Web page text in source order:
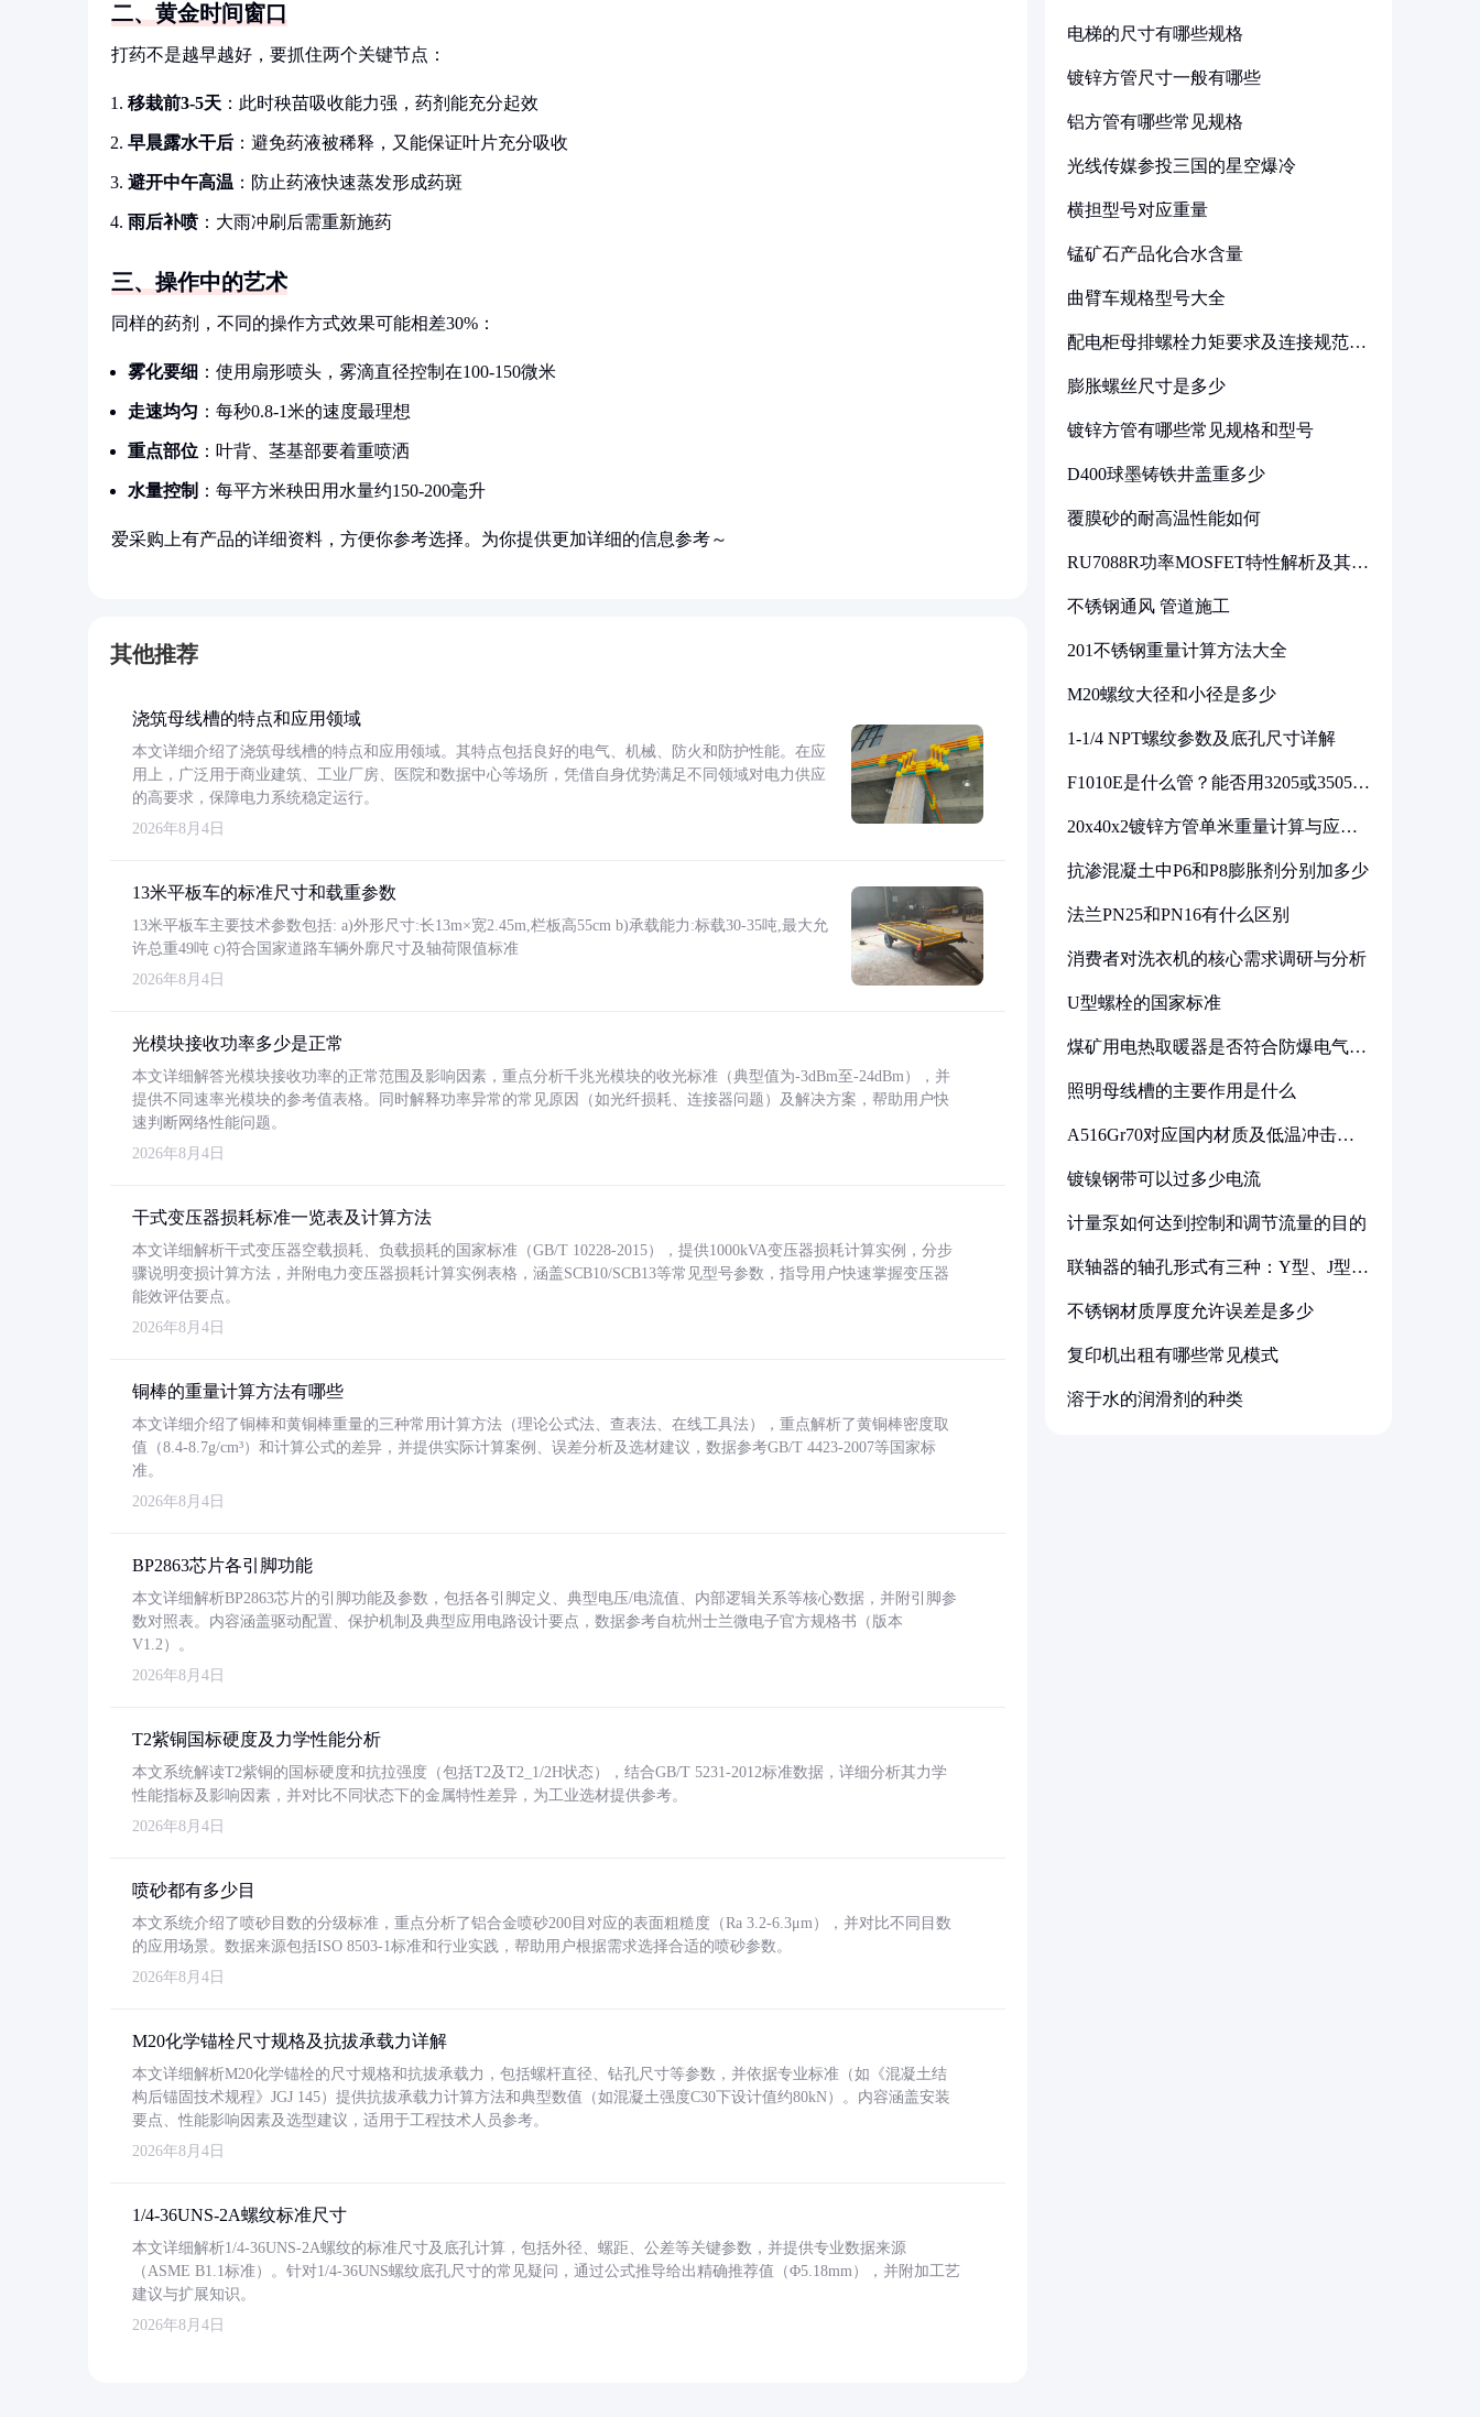
二、黄金时间窗口
打药不是越早越好，要抓住两个关键节点：
移栽前3-5天 ：此时秧苗吸收能力强，药剂能充分起效
早晨露水干后 ：避免药液被稀释，又能保证叶片充分吸收
避开中午高温 ：防止药液快速蒸发形成药斑
雨后补喷：大雨冲刷后需重新施药
三、操作中的艺术
同样的药剂，不同的操作方式效果可能相差30%：
雾化要细 ：使用扇形喷头，雾滴直径控制在100-150微米
走速均匀 ：每秒0.8-1米的速度最理想
重点部位 ：叶背、茎基部要着重喷洒
水量控制 ：每平方米秧田用水量约150-200毫升
爱采购上有产品的详细资料，方便你参考选择。为你提供更加详细的信息参考～
其他推荐
浇筑母线槽的特点和应用领域
本文详细介绍了浇筑母线槽的特点和应用领域。其特点包括良好的电气、机械、防火和防护性能。在应
用上，广泛用于商业建筑、工业厂房、医院和数据中心等场所，凭借自身优势满足不同领域对电力供应
的高要求，保障电力系统稳定运行。
2026年8月4日
13米平板车的标准尺寸和载重参数
13米平板车主要技术参数包括: a)外形尺寸:长13m×宽2.45m,栏板高55cm b)承载能力:标载30-35吨,最大允
许总重49吨 c)符合国家道路车辆外廓尺寸及轴荷限值标准
2026年8月4日
光模块接收功率多少是正常
本文详细解答光模块接收功率的正常范围及影响因素，重点分析千兆光模块的收光标准（典型值为-3dBm至-24dBm），并
提供不同速率光模块的参考值表格。同时解释功率异常的常见原因（如光纤损耗、连接器问题）及解决方案，帮助用户快
速判断网络性能问题。
2026年8月4日
干式变压器损耗标准一览表及计算方法
本文详细解析干式变压器空载损耗、负载损耗的国家标准（GB/T 10228-2015），提供1000kVA变压器损耗计算实例，分步
骤说明变损计算方法，并附电力变压器损耗计算实例表格，涵盖SCB10/SCB13等常见型号参数，指导用户快速掌握变压器
能效评估要点。
2026年8月4日
铜棒的重量计算方法有哪些
本文详细介绍了铜棒和黄铜棒重量的三种常用计算方法（理论公式法、查表法、在线工具法），重点解析了黄铜棒密度取
值（8.4-8.7g/cm³）和计算公式的差异，并提供实际计算案例、误差分析及选材建议，数据参考GB/T 4423-2007等国家标
准。
2026年8月4日
BP2863芯片各引脚功能
本文详细解析BP2863芯片的引脚功能及参数，包括各引脚定义、典型电压/电流值、内部逻辑关系等核心数据，并附引脚参
数对照表。内容涵盖驱动配置、保护机制及典型应用电路设计要点，数据参考自杭州士兰微电子官方规格书（版本
V1.2）。
2026年8月4日
T2紫铜国标硬度及力学性能分析
本文系统解读T2紫铜的国标硬度和抗拉强度（包括T2及T2_1/2H状态），结合GB/T 5231-2012标准数据，详细分析其力学
性能指标及影响因素，并对比不同状态下的金属特性差异，为工业选材提供参考。
2026年8月4日
喷砂都有多少目
本文系统介绍了喷砂目数的分级标准，重点分析了铝合金喷砂200目对应的表面粗糙度（Ra 3.2-6.3μm），并对比不同目数
的应用场景。数据来源包括ISO 8503-1标准和行业实践，帮助用户根据需求选择合适的喷砂参数。
2026年8月4日
M20化学锚栓尺寸规格及抗拔承载力详解
本文详细解析M20化学锚栓的尺寸规格和抗拔承载力，包括螺杆直径、钻孔尺寸等参数，并依据专业标准（如《混凝土结
构后锚固技术规程》JGJ 145）提供抗拔承载力计算方法和典型数值（如混凝土强度C30下设计值约80kN）。内容涵盖安装
要点、性能影响因素及选型建议，适用于工程技术人员参考。
2026年8月4日
1/4-36UNS-2A螺纹标准尺寸
本文详细解析1/4-36UNS-2A螺纹的标准尺寸及底孔计算，包括外径、螺距、公差等关键参数，并提供专业数据来源
（ASME B1.1标准）。针对1/4-36UNS螺纹底孔尺寸的常见疑问，通过公式推导给出精确推荐值（Φ5.18mm），并附加工艺
建议与扩展知识。
2026年8月4日
电梯的尺寸有哪些规格
镀锌方管尺寸一般有哪些
铝方管有哪些常见规格
光线传媒参投三国的星空爆冷
横担型号对应重量
锰矿石产品化合水含量
曲臂车规格型号大全
配电柜母排螺栓力矩要求及连接规范详
膨胀螺丝尺寸是多少
镀锌方管有哪些常见规格和型号
D400球墨铸铁井盖重多少
覆膜砂的耐高温性能如何
RU7088R功率MOSFET特性解析及其在
不锈钢通风 管道施工
201不锈钢重量计算方法大全
M20螺纹大径和小径是多少
1-1/4 NPT螺纹参数及底孔尺寸详解
F1010E是什么管？能否用3205或3505代
20x40x2镀锌方管单米重量计算与应用
抗渗混凝土中P6和P8膨胀剂分别加多少
法兰PN25和PN16有什么区别
消费者对洗衣机的核心需求调研与分析
U型螺栓的国家标准
煤矿用电热取暖器是否符合防爆电气设
照明母线槽的主要作用是什么
A516Gr70对应国内材质及低温冲击要
镀镍钢带可以过多少电流
计量泵如何达到控制和调节流量的目的
联轴器的轴孔形式有三种：Y型、J型、
不锈钢材质厚度允许误差是多少
复印机出租有哪些常见模式
溶于水的润滑剂的种类